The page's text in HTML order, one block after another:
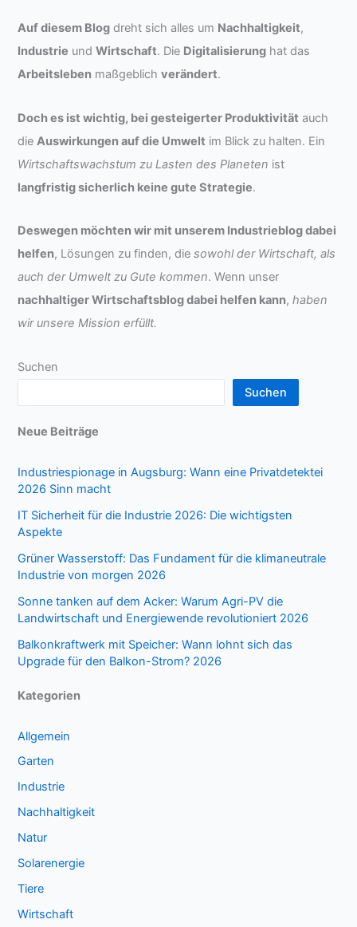
Auf diesem Blog dreht sich alles um Nachhaltigkeit,
Industrie undWirtschaft. Die Digitalisierung hat das
Arbeitsleben maßgeblichverändert.
Doch es ist wichtig, bei gesteigerter Produktivität auch
die Auswirkungen auf die Umwelt im Blick zu halten. Ein
Wirtschaftswachstum zu Lasten des Planeten ist
langfristig sicherlich keine gute Strategie.
Deswegen möchten wir mit unserem Industrieblog dabei
helfen, Lösungen zu finden, diesowohl der Wirtschaft, als
auch der Umwelt zu Gute kommen. Wenn unser
nachhaltiger Wirtschaftsblog dabei helfen kann,haben
wir unsere Mission erfüllt.
Suchen
Suchen
Neue Beiträge
Industriespionage in Augsburg: Wann eine Privatdetektei
2026 Sinn macht
IT Sicherheit für die Industrie 2026: Die wichtigsten
Aspekte
Grüner Wasserstoff: Das Fundament für die klimaneutrale
Industrie von morgen 2026
Sonne tanken auf dem Acker: Warum Agri-PV die
Landwirtschaft und Energiewende revolutioniert 2026
Balkonkraftwerk mit Speicher: Wann lohnt sich das
Upgrade für den Balkon-Strom? 2026
Kategorien
Allgemein
Garten
Industrie
Nachhaltigkeit
Natur
Solarenergie
Tiere
Wirtschaft